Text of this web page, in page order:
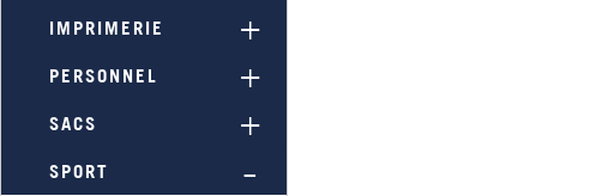
IMPRIMERIE
PERSONNEL
SACS
SPORT